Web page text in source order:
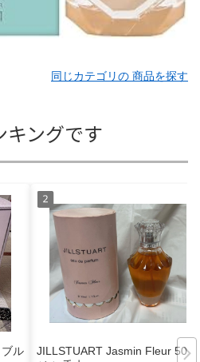
同じカテゴリの 商品を探す
キングです
ル
JILLSTUART Jasmin Fleur 50ml